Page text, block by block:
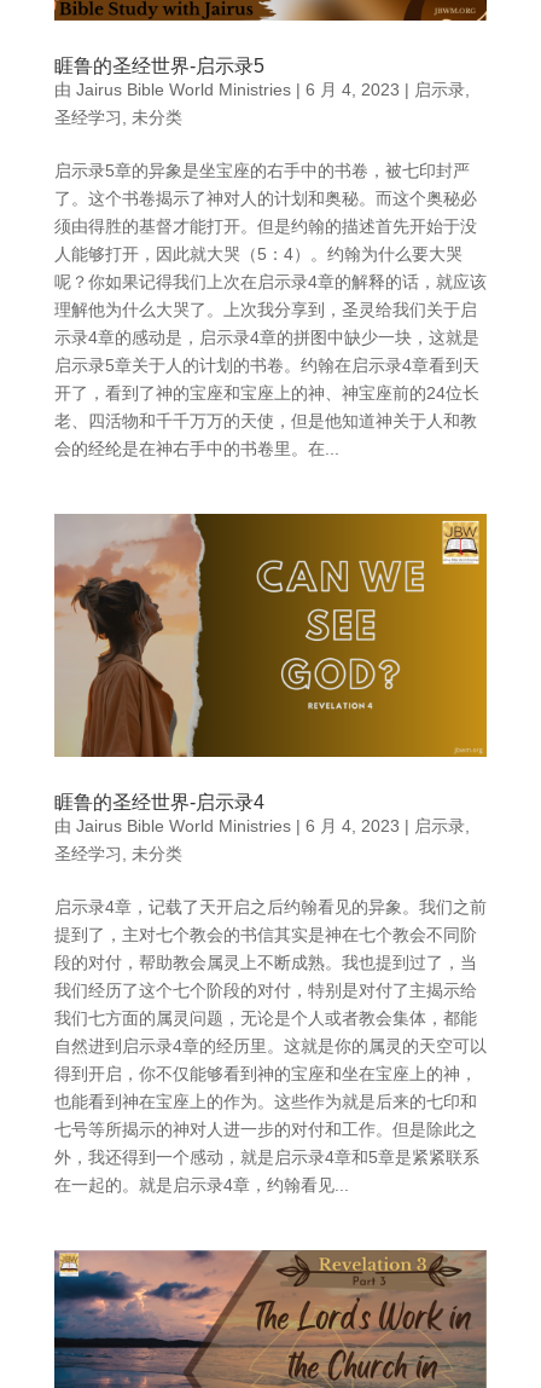
睚鲁的圣经世界-启示录5
由 Jairus Bible World Ministries| 6 月 4, 2023 | 启示录,
圣经学习
未分类
启示录5章的异象是坐宝座的右手中的书卷，被七印封严
了。这个书卷揭示了神对人的计划和奥秘。而这个奥秘必
须由得胜的基督才能打开。但是约翰的描述首先开始于没
人能够打开，因此就大哭（5：4）。约翰为什么要大哭
呢？你如果记得我们上次在启示录4章的解释的话，就应该
理解他为什么大哭了。上次我分享到，圣灵给我们关于启
示录4章的感动是，启示录4章的拼图中缺少一块，这就是
启示录5章关于人的计划的书卷。约翰在启示录4章看到天
开了，看到了神的宝座和宝座上的神、神宝座前的24位长
老、四活物和千千万万的天使，但是他知道神关于人和教
会的经纶是在神右手中的书卷里。在...
睚鲁的圣经世界-启示录4
由 Jairus Bible World Ministries| 6 月 4, 2023 | 启示录,
圣经学习, 未分类
启示录4章，记载了天开启之后约翰看见的异象。我们之前
提到了，主对七个教会的书信其实是神在七个教会不同阶
段的对付，帮助教会属灵上不断成熟。我也提到过了，当
我们经历了这个七个阶段的对付，特别是对付了主揭示给
我们七方面的属灵问题，无论是个人或者教会集体，都能
自然进到启示录4章的经历里。这就是你的属灵的天空可以
得到开启，你不仅能够看到神的宝座和坐在宝座上的神，
也能看到神在宝座上的作为。这些作为就是后来的七印和
七号等所揭示的神对人进一步的对付和工作。但是除此之
外，我还得到一个感动，就是启示录4章和5章是紧紧联系
在一起的。就是启示录4章，约翰看见...